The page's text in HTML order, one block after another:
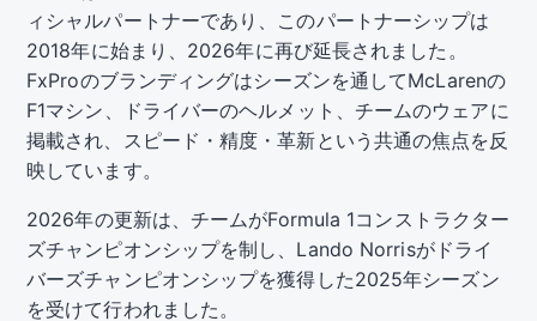
ィシャルパートナーであり、このパートナーシップは
2018年に始まり、2026年に再び延長されました。
FxProのブランディングはシーズンを通してMcLarenの
F1マシン、ドライバーのヘルメット、チームのウェアに
掲載され、スピード・精度・革新という共通の焦点を反
映しています。
2026年の更新は、チームがFormula 1コンストラクター
ズチャンピオンシップを制し、Lando Norrisがドライ
バーズチャンピオンシップを獲得した2025年シーズン
を受けて行われました。